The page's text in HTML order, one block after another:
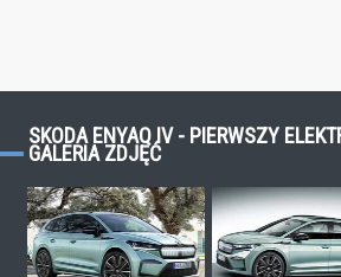
SKODA ENYAQ IV - PIERWSZY
GALERIA ZDJĘĆ